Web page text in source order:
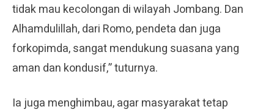
tidak mau kecolongan di wilayah Jombang. Dan
Alhamdulillah, dari Romo, pendeta dan juga
forkopimda, sangat mendukung suasana yang
aman dan kondusif,” tuturnya.
Ia juga menghimbau, agar masyarakat tetap